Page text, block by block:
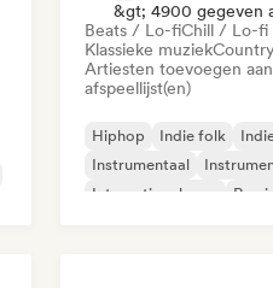
&gt; 4900 gegeven
Beats / Lo-fiChill / Lo-fi
Klassieke muziek
Artiesten toevoegen
afspeellijst(en)
Hiphop Indie folk
Instrumentaal
Internationale rap
Rap